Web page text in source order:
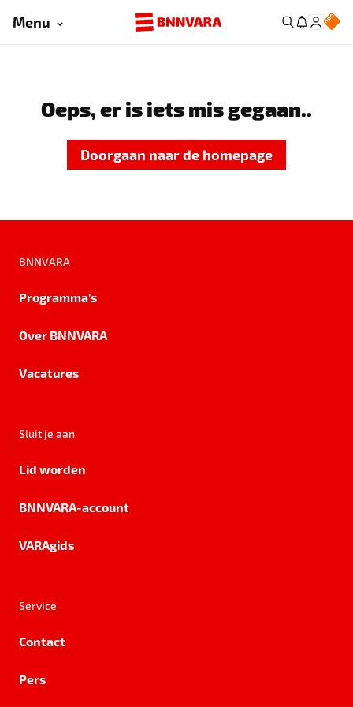
Menu
Oeps, er is iets mis gegaan..
Doorgaan naar de homepage
BNNVARA
Programma's
Over BNNVARA
Vacatures
Sluit je aan
Lid worden
BNNVARA-account
VARAgids
Service
Contact
Pers